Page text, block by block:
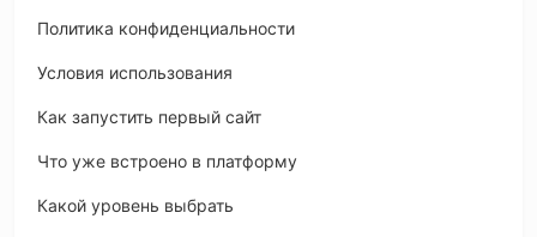
Политика конфиденциальности
Условия использования
Как запустить первый сайт
Что уже встроено в платформу
Какой уровень выбрать